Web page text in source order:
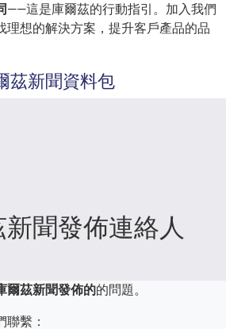
——這是庫爾茲的行動指引。加入我們
理想的解決方案，提升客戶產品的品
茲新聞資料包
聞發佈連絡人
爾茲新聞發佈的的問題。
繫：